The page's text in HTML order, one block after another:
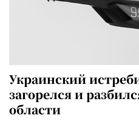
Украинский
загорелся и
области